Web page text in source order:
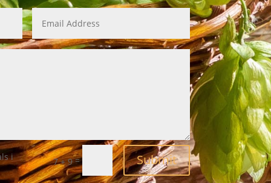
i 7 + 9= Submit